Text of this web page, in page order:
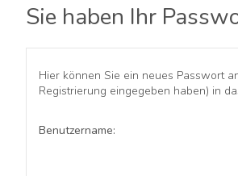
Sie haben Ihr
Hier können Sie ein neues Passwort
Registrierung eingegeben haben) in
Benutzername: